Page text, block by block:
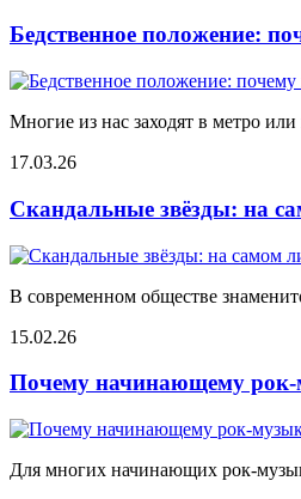
Бедственное положение:
Многие из нас заходят в метро
17.03.26
Скандальные звёзды: на
В современном обществе
15.02.26
Почему начинающему рок-
Для многих начинающих рок-